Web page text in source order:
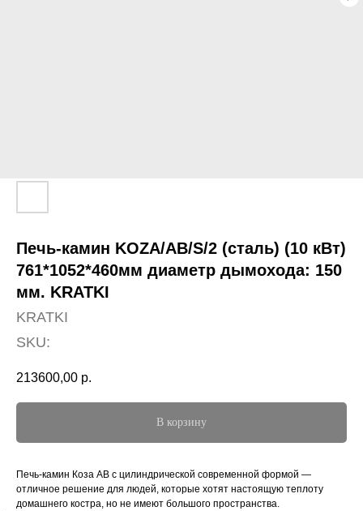
Печь-камин KOZA/AB/S/2 (сталь) (10 кВт)
761*1052*460мм диаметр дымохода: 150
мм. KRATKI
KRATKI
SKU:
213600,00 р.
В корзину
Печь-камин Коза AB с цилиндрической современной формой —
отличное решение для людей, которые хотят настоящую теплоту
домашнего костра, но не имеют большого пространства.